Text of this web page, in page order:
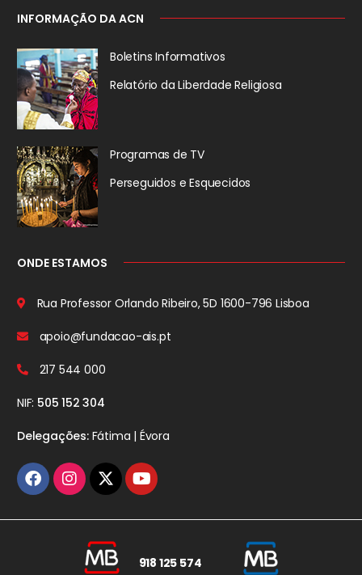
INFORMAÇÃO DA ACN
Boletins Informativos
Relatório da Liberdade Religiosa
Programas de TV
Perseguidos e Esquecidos
ONDE ESTAMOS
Rua Professor Orlando Ribeiro, 5D 1600-796 Lisboa
apoio@fundacao-ais.pt
217 544 000
NIF: 505 152 304
Delegações:Fátima | Évora
918 125 574